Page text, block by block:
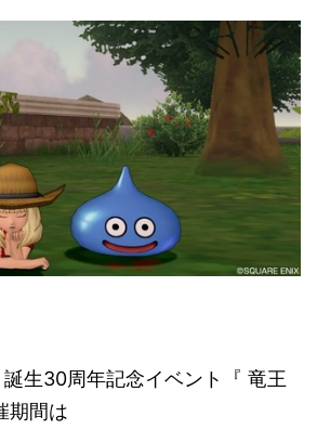
誕生30周年記念イベント『 竜王
期間は